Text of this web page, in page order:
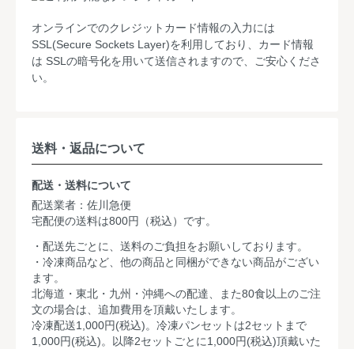
オンラインでのクレジットカード情報の入力には
SSL(Secure Sockets Layer)を利用しており、カード情報
は SSLの暗号化を用いて送信されますので、ご安心くださ
い。
送料・返品について
配送・送料について
配送業者：佐川急便
宅配便の送料は800円（税込）です。
・配送先ごとに、送料のご負担をお願いしております。
・冷凍商品など、他の商品と同梱ができない商品がござい
ます。
北海道・東北・九州・沖縄への配達、また80食以上のご注
文の場合は、追加費用を頂戴いたします。
冷凍配送1,000円(税込)。冷凍パンセットは2セットまで
1,000円(税込)。以降2セットごとに1,000円(税込)頂戴いた